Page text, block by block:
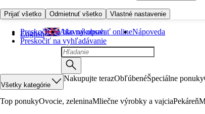
Prijať všetko Odmietnuť všetko Vlastné nastavenie
Preskočiť na hlavný obsah
Preskočiť na vyhľadávanie
English Ako nakupovať onlineNápoveda
Všetky kategórie
Nakupujte terazObľúbenéŠpeciálne ponuky
Top ponukyOvocie, zeleninaMliečne výrobky a vajciaPekáreň